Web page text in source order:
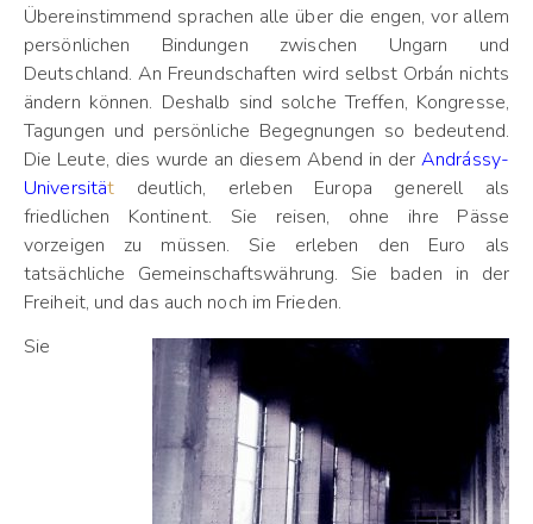
Übereinstimmend sprachen alle über die engen, vor allem
persönlichen Bindungen zwischen Ungarn und
Deutschland. An Freundschaften wird selbst Orbán nichts
ändern können. Deshalb sind solche Treffen, Kongresse,
Tagungen und persönliche Begegnungen so bedeutend.
Die Leute, dies wurde an diesem Abend in derAndrássy-
Universität deutlich, erleben Europa generell als
friedlichen Kontinent. Sie reisen, ohne ihre Pässe
vorzeigen zu müssen. Sie erleben den Euro als
tatsächliche Gemeinschaftswährung. Sie baden in der
Freiheit, und das auch noch im Frieden.
Sie